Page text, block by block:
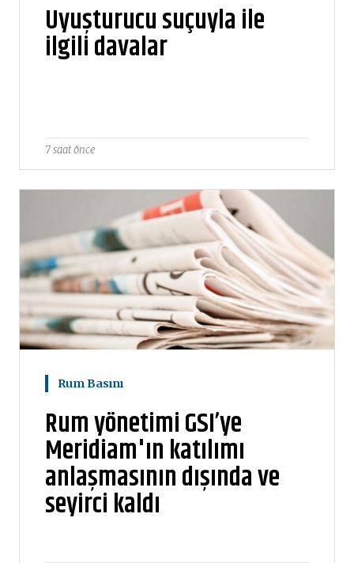
Uyuşturucu suçuyla ile
ilgili davalar
7 saat önce
Rum Basını
Rum yönetimi GSI’ye
Meridiam'ın katılımı
anlaşmasının dışında ve
seyirci kaldı